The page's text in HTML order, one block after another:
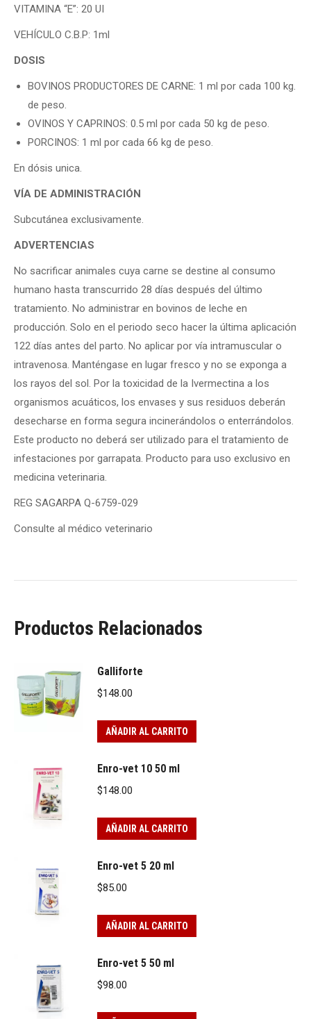
VITAMINA “E”: 20 UI
VEHÍCULO C.B.P: 1ml
DOSIS
BOVINOS PRODUCTORES DE CARNE: 1 ml por cada 100 kg.
de peso.
OVINOS Y CAPRINOS: 0.5 ml por cada 50 kg de peso.
PORCINOS: 1 ml por cada 66 kg de peso.
En dósis unica.
VÍA DE ADMINISTRACIÓN
Subcutánea exclusivamente.
ADVERTENCIAS
No sacrificar animales cuya carne se destine al consumo
humano hasta transcurrido 28 días después del último
tratamiento. No administrar en bovinos de leche en
producción. Solo en el periodo seco hacer la última aplicación
122 días antes del parto. No aplicar por vía intramuscular o
intravenosa. Manténgase en lugar fresco y no se exponga a
los rayos del sol. Por la toxicidad de la Ivermectina a los
organismos acuáticos, los envases y sus residuos deberán
desecharse en forma segura incinerándolos o enterrándolos.
Este producto no deberá ser utilizado para el tratamiento de
infestaciones por garrapata. Producto para uso exclusivo en
medicina veterinaria.
REG SAGARPA Q-6759-029
Consulte al médico veterinario
Productos Relacionados
Galliforte
$148.00
AÑADIR AL CARRITO
Enro-vet 10 50 ml
$148.00
AÑADIR AL CARRITO
Enro-vet 5 20 ml
$85.00
AÑADIR AL CARRITO
Enro-vet 5 50 ml
$98.00